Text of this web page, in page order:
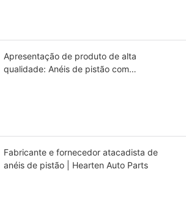
Apresentação de produto de alta
qualidade: Anéis de pistão com
Fabricante e fornecedor atacadista de
anéis de pistão | Hearten Auto Parts